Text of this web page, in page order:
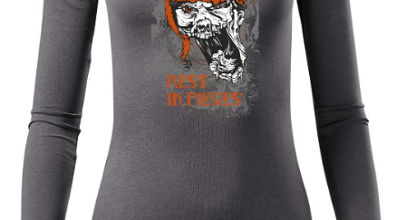
OKAMŽITĚ K ODBĚRU
B2B
MÁM SRDCE POMÁHÁM
VÁNOCE
PROVIZNÍ SYSTÉM